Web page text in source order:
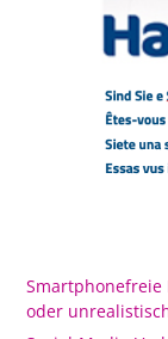
Smartphonefreie
oder